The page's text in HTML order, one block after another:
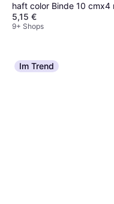
haft color Binde 10 cmx4
rot
5,15 €
9+ Shops
Im Trend